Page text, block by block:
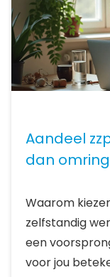
Aandeel
dan
Waarom
zelfstandig
een
voor jou